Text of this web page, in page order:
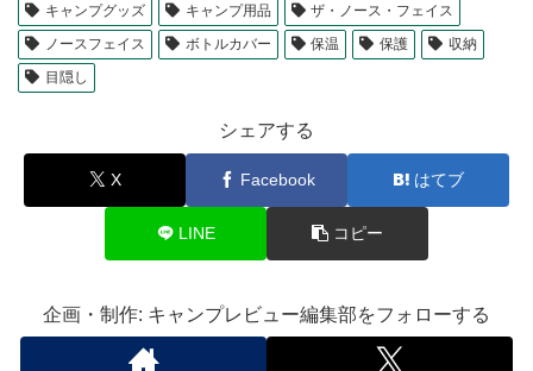
キャンプグッズ
キャンプ用品
ザ・ノース・フェイス
ノースフェイス
ボトルカバー 保温 保護
収納
目隠し
シェアする
X Facebook はてブ
LINE コピー
企画・制作: キャンプレビュー編集部をフォローする